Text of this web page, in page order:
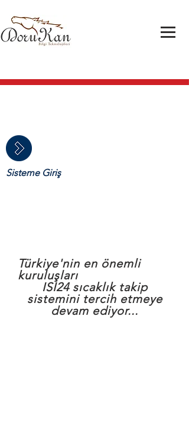
Sistemi
Sisteme Giriş
Türkiye'nin en önemli
kuruluşları
ISI24 sıcaklık takip
sistemini tercih etmeye
devam ediyor...